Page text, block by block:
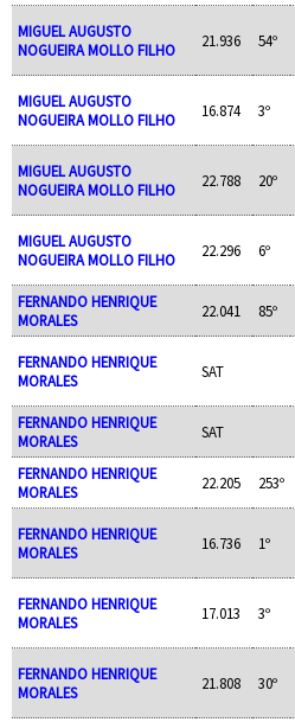
MIGUEL AUGUSTO
NOGUEIRA MOLLO FILHO
21.936 54º
MIGUEL AUGUSTO
NOGUEIRA MOLLO FILHO
16.874 3º
MIGUEL AUGUSTO
NOGUEIRA MOLLO FILHO
22.788 20º
MIGUEL AUGUSTO
NOGUEIRA MOLLO FILHO
22.296 6º
FERNANDO HENRIQUE
MORALES
22.041 85º
FERNANDO HENRIQUE
MORALES
SAT
FERNANDO HENRIQUE
MORALES
SAT
FERNANDO HENRIQUE
MORALES
22.205 253º
FERNANDO HENRIQUE
MORALES
16.736 1º
FERNANDO HENRIQUE
MORALES
17.013 3º
FERNANDO HENRIQUE
MORALES
21.808 30º